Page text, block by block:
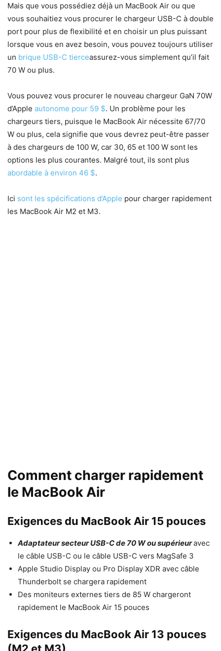
Mais que vous possédiez déjà un MacBook Air ou que
vous souhaitiez vous procurer le chargeur USB-C à double
port pour plus de flexibilité et en choisir un plus puissant
lorsque vous en avez besoin, vous pouvez toujours utiliser
un brique USB-C tierceassurez-vous simplement qu’il fait
70 W ou plus.
Vous pouvez vous procurer le nouveau chargeur GaN 70W
d’Apple autonome pour 59 $. Un problème pour les
chargeurs tiers, puisque le MacBook Air nécessite 67/70
W ou plus, cela signifie que vous devrez peut-être passer
à des chargeurs de 100 W, car 30, 65 et 100 W sont les
options les plus courantes. Malgré tout, ils sont plus
abordable à environ 46 $.
Ici sont les spécifications d’Apple pour charger rapidement
les MacBook Air M2 et M3.
Comment charger rapidement
le MacBook Air
Exigences du MacBook Air 15 pouces
Adaptateur secteur USB-C de 70 W ou supérieuravec
le câble USB-C ou le câble USB-C vers MagSafe 3
Apple Studio Display ou Pro Display XDR avec câble
Thunderbolt se chargera rapidement
Des moniteurs externes tiers de 85 W chargeront
rapidement le MacBook Air 15 pouces
Exigences du MacBook Air 13 pouces
(M2 et M3)